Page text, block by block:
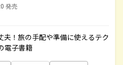
発売
！旅の手配や準備に使えるテク
電子書籍